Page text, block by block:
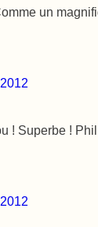
un
! Superbe ! Phil